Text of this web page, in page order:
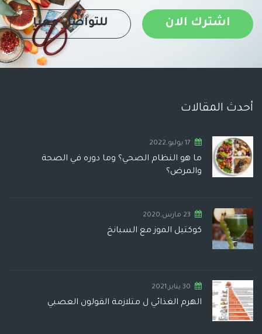
اشترك الان للتواصل معنا
أحدث المقالات
17 يوليو,2022
ما هو النظام الصحي؟ وما دوره في الصحة
والمرض؟
23 مارس,2020
كوكتيل الموز مع السبانخ
30 يناير,2021
الهرم الغذائي ل متلازمة القولون العصبي